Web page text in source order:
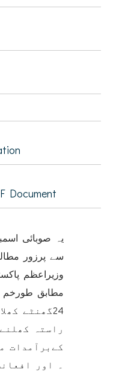
Document
یہ صوبائی
سے پرزور
وزیراعظم
مطابق طورخم
24گھنٹے
راستہ
کےبرآمدات
۔ اور